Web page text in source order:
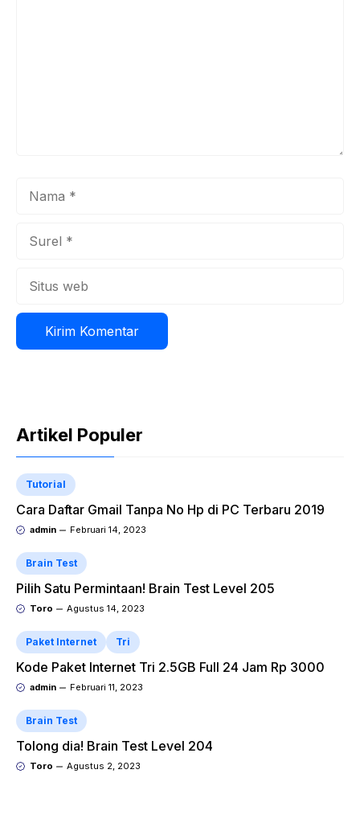
Artikel Populer
Tutorial
Cara Daftar Gmail Tanpa No Hp di PC Terbaru 2019
admin Februari 14, 2023
Brain Test
Pilih Satu Permintaan! Brain Test Level 205
Toro Agustus 14, 2023
Paket Internet Tri
Kode Paket Internet Tri 2.5GB Full 24 Jam Rp 3000
admin Februari 11, 2023
Brain Test
Tolong dia! Brain Test Level 204
Toro Agustus 2, 2023